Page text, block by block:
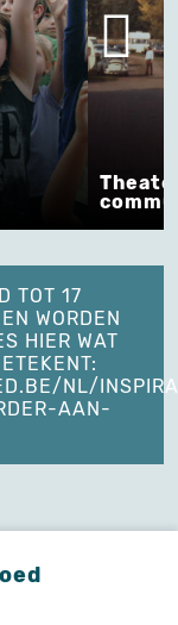
terrein en
TOT 17
WORDEN
HIER WAT
NL/
AAN-